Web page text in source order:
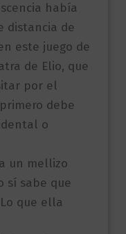
había
distancia de
este juego de
de Elio, que
por el
debe
o
un mellizo
sí sabe que
que ella